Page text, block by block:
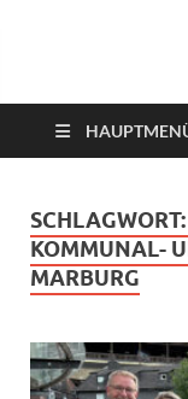
das
SCHLAGWORT:
KOMMUNAL-
MARBURG